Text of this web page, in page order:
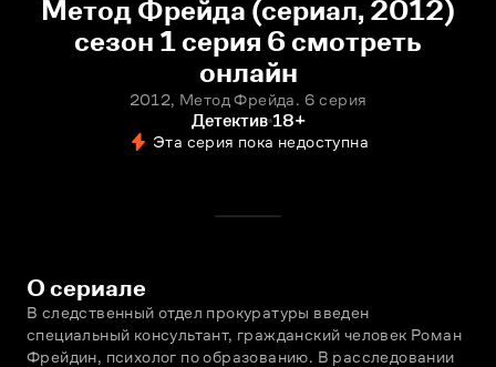
Метод Фрейда (сериал, 2012)
сезон 1 серия 6 смотреть
онлайн
2012, Метод Фрейда. 6 серия
Детектив 18+
Эта серия пока недоступна
О сериале
В следственный отдел прокуратуры введен
специальный консультант, гражданский человек Роман
Фрейдин, психолог по образованию. В расследовании